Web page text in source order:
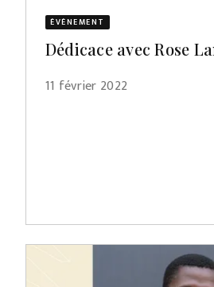
ÉVÈNEMENT
Dédicace avec Rose
11 février 2022